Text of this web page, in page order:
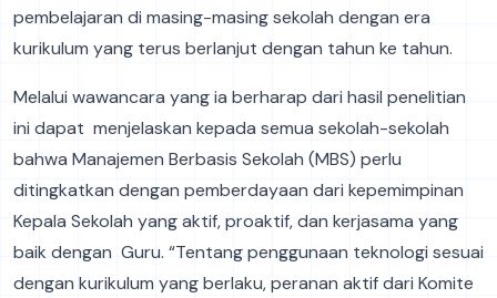
pembelajaran di masing-masing sekolah dengan era
kurikulum yang terus berlanjut dengan tahun ke tahun.
Melalui wawancara yang ia berharap dari hasil penelitian
ini dapat menjelaskan kepada semua sekolah-sekolah
bahwa Manajemen Berbasis Sekolah (MBS) perlu
ditingkatkan dengan pemberdayaan dari kepemimpinan
Kepala Sekolah yang aktif, proaktif, dan kerjasama yang
baik dengan Guru. “Tentang penggunaan teknologi sesuai
dengan kurikulum yang berlaku, peranan aktif dari Komite